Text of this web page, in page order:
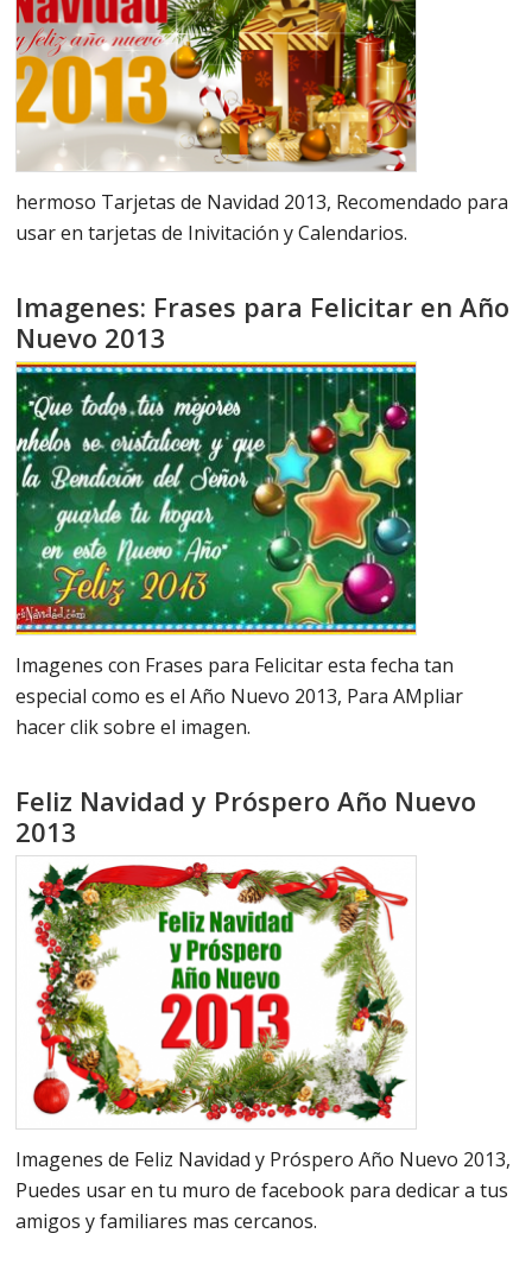
hermoso Tarjetas de Navidad 2013, Recomendado para
usar en tarjetas de Inivitación y Calendarios.
Imagenes: Frases para Felicitar en Año
Nuevo 2013
Imagenes con Frases para Felicitar esta fecha tan
especial como es el Año Nuevo 2013, Para AMpliar
hacer clik sobre el imagen.
Feliz Navidad y Próspero Año Nuevo
2013
Imagenes de Feliz Navidad y Próspero Año Nuevo 2013,
Puedes usar en tu muro de facebook para dedicar a tus
amigos y familiares mas cercanos.